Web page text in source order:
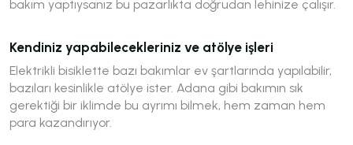
bakım yaptıysanız bu pazarlıkta doğrudan lehinize çalışır.
Kendiniz yapabilecekleriniz ve atölye işleri
Elektrikli bisiklette bazı bakımlar ev şartlarında yapılabilir,
bazıları kesinlikle atölye ister. Adana gibi bakımın sık
gerektiği bir iklimde bu ayrımı bilmek, hem zaman hem
para kazandırıyor.